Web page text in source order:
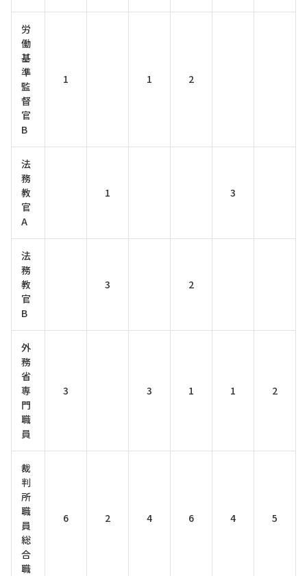
労
働
基
準
監
督
官
B
1 1 2
法
務
教
官
A
1 3
法
務
教
官
B
3 2
外
務
省
専
門
職
員
3 3 1 1 2
裁
判
所
職
員
総
合
職
6 2 4 6 4 5